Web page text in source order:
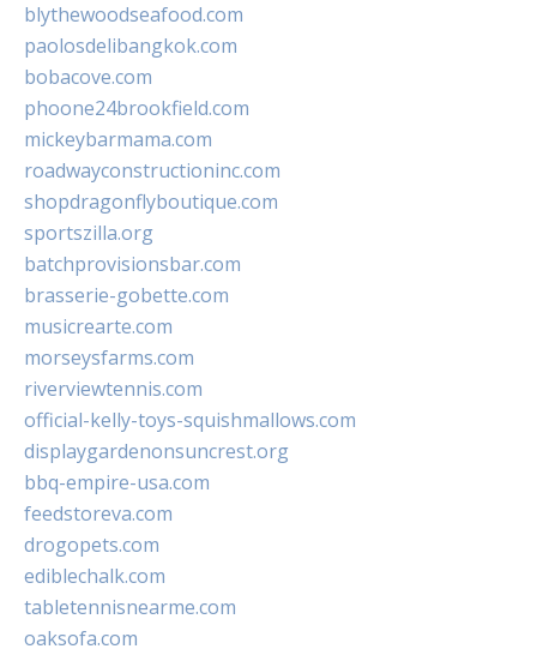
blythewoodseafood.com
paolosdelibangkok.com
bobacove.com
phoone24brookfield.com
mickeybarmama.com
roadwayconstructioninc.com
shopdragonflyboutique.com
sportszilla.org
batchprovisionsbar.com
brasserie-gobette.com
musicrearte.com
morseysfarms.com
riverviewtennis.com
official-kelly-toys-squishmallows.com
displaygardenonsuncrest.org
bbq-empire-usa.com
feedstoreva.com
drogopets.com
ediblechalk.com
tabletennisnearme.com
oaksofa.com